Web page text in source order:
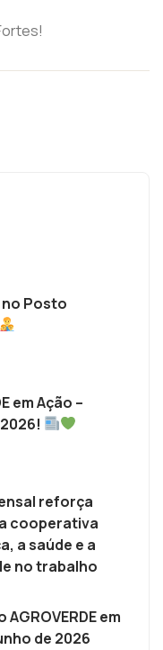
no Posto
em Ação –
reforça
cooperativa
a saúde e a
no trabalho
em
de 2026